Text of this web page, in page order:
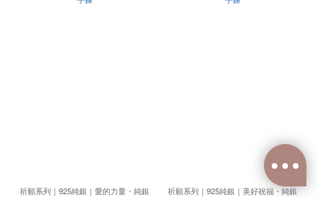
祈願系列｜925純銀｜愛的力量・純銀
祈願系列｜925純銀｜美好祝福・純銀